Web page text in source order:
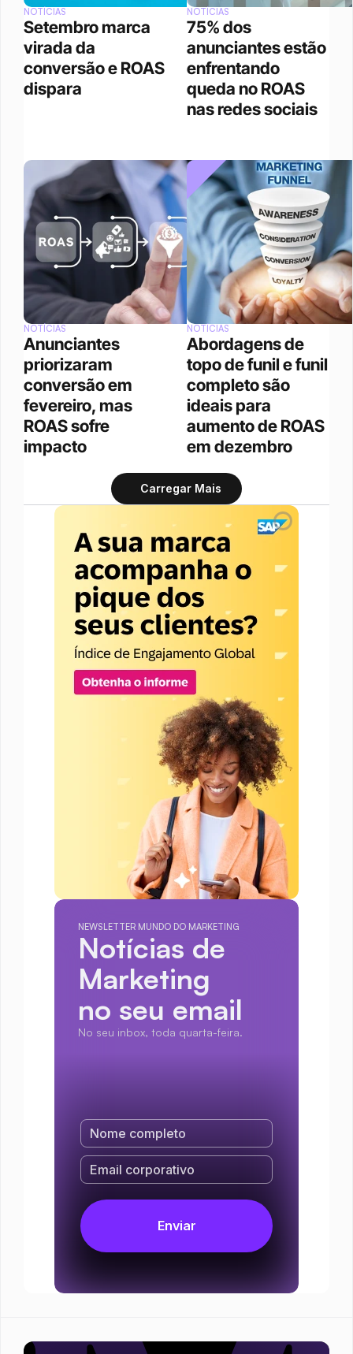
NOTÍCIAS
Setembro marca
virada da
conversão e ROAS
dispara
NOTÍCIAS
75% dos
anunciantes estão
enfrentando
queda no ROAS
nas redes sociais
NOTÍCIAS
Anunciantes
priorizaram
conversão em
fevereiro, mas
ROAS sofre
impacto
NOTÍCIAS
Abordagens de
topo de funil e funil
completo são
ideais para
aumento de ROAS
em dezembro
Carregar Mais
NEWSLETTER MUNDO DO MARKETING
Notícias de
Marketing
no seu email
No seu inbox, toda quarta-feira.